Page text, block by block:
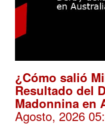
¿Cómo salió
Resultado del
Madonnina en
Agosto, 2026